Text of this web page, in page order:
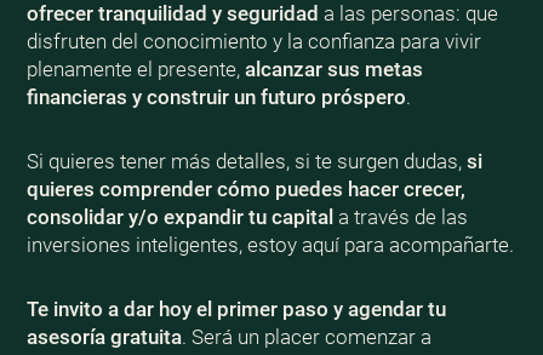
ofrecer tranquilidad y seguridad a las personas: que
disfruten del conocimiento y la confianza para vivir
plenamente el presente, alcanzar sus metas
financieras y construir un futuro próspero.
Si quieres tener más detalles, si te surgen dudas, si
quieres comprender cómo puedes hacer crecer,
consolidar y/o expandir tu capital a través de las
inversiones inteligentes, estoy aquí para acompañarte.
Te invito a dar hoy el primer paso y agendar tu
asesoría gratuita. Será un placer comenzar a